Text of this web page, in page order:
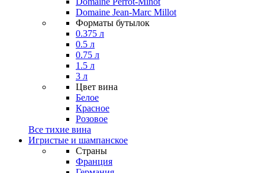
Domaine Jean-Marc Millot
Форматы бутылок
0.375 л
0.5 л
0.75 л
1.5 л
3 л
Цвет вина
Белое
Красное
Розовое
Все тихие вина
Игристые и шампанское
Страны
Франция